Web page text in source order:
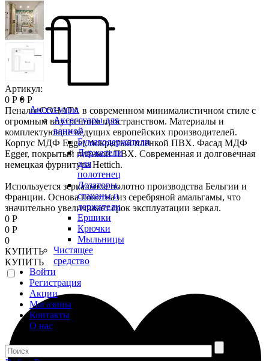
Аксессуары
Аксессуары для
ванной
Бумагодержатели
Держатели
для
полотенец
Дозаторы,
стаканы и
держатели
Ершики
Крючки
Мыльницы
Чистящее
средство
Войти
Регистрация
Акции
Магазины
Контакты
О нас
Артикул:
0 Р 0 Р
Пеналы СОНАТА в современном минималистичном стиле с
огромным внутренним пространством. Материалы и
комплектующие ведущих европейских производителей.
Корпус МДФ Egger, покрытый плёнкой ПВХ. Фасад МДФ
Egger, покрытый плёнкой ПВХ. Современная и долговечная
немецкая фурнитура Hettich.
Используется зеркальное полотно производства Бельгии и
Франции. Основа полотна из серебряной амальгамы, что
значительно увеличивает срок эксплуатации зеркал.
0 Р
0 Р
0
КУПИТЬ
КУПИТЬ